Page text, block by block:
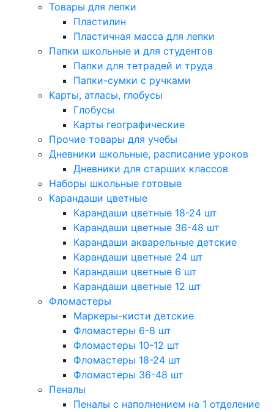
Товары для лепки
Пластилин
Пластичная масса для лепки
Папки школьные и для студентов
Папки для тетрадей и труда
Папки-сумки с ручками
Карты, атласы, глобусы
Глобусы
Карты географические
Прочие товары для учебы
Дневники школьные, расписание уроков
Дневники для старших классов
Наборы школьные готовые
Карандаши цветные
Карандаши цветные 18-24 шт
Карандаши цветные 36-48 шт
Карандаши акварельные детские
Карандаши цветные 24 шт
Карандаши цветные 6 шт
Карандаши цветные 12 шт
Фломастеры
Маркеры-кисти детские
Фломастеры 6-8 шт
Фломастеры 10-12 шт
Фломастеры 18-24 шт
Фломастеры 36-48 шт
Пеналы
Пеналы с наполнением на 1 отделение